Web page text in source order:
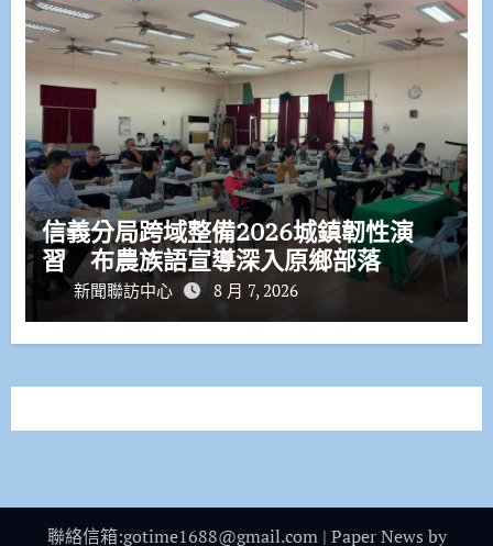
信義分局跨域整備2026城鎮韌性演
習 布農族語宣導深入原鄉部落
新聞聯訪中心 8 月 7, 2026
聯絡信箱:gotime1688@gmail.com | Paper News by